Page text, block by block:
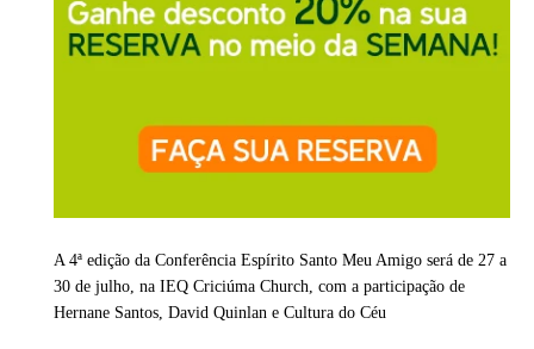
A 4ª edição da Conferência Espírito Santo Meu Amigo será de 27 a
30 de julho, na IEQ Criciúma Church, com a participação de
Hernane Santos, David Quinlan e Cultura do Céu